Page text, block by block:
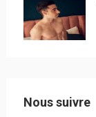
Nous suivre